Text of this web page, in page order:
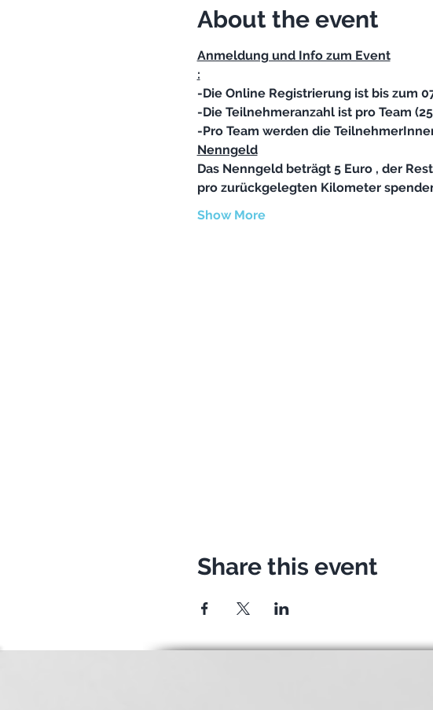
About the event
Anmeldung und Info zum Event
:
-Die Online Registrierung ist bis zum
-Pro Team werden die
Nenngeld
Das Nenngeld beträgt 5 Euro , der
Show More
Share this event